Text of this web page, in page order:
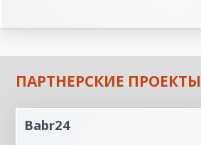
ПАРТНЕРСКИЕ ПРОЕКТЫ
Babr24